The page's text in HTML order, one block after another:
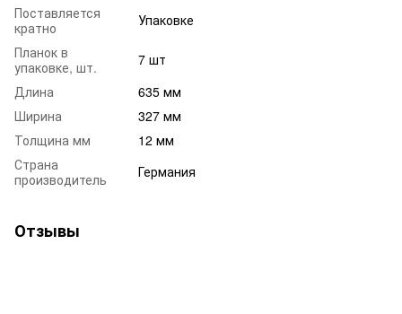
Поставляется
кратно
Упаковке
Планок в
упаковке, шт.
7 шт
Длина
635 мм
Ширина
327 мм
Толщина мм
12 мм
Страна
производитель
Германия
Отзывы